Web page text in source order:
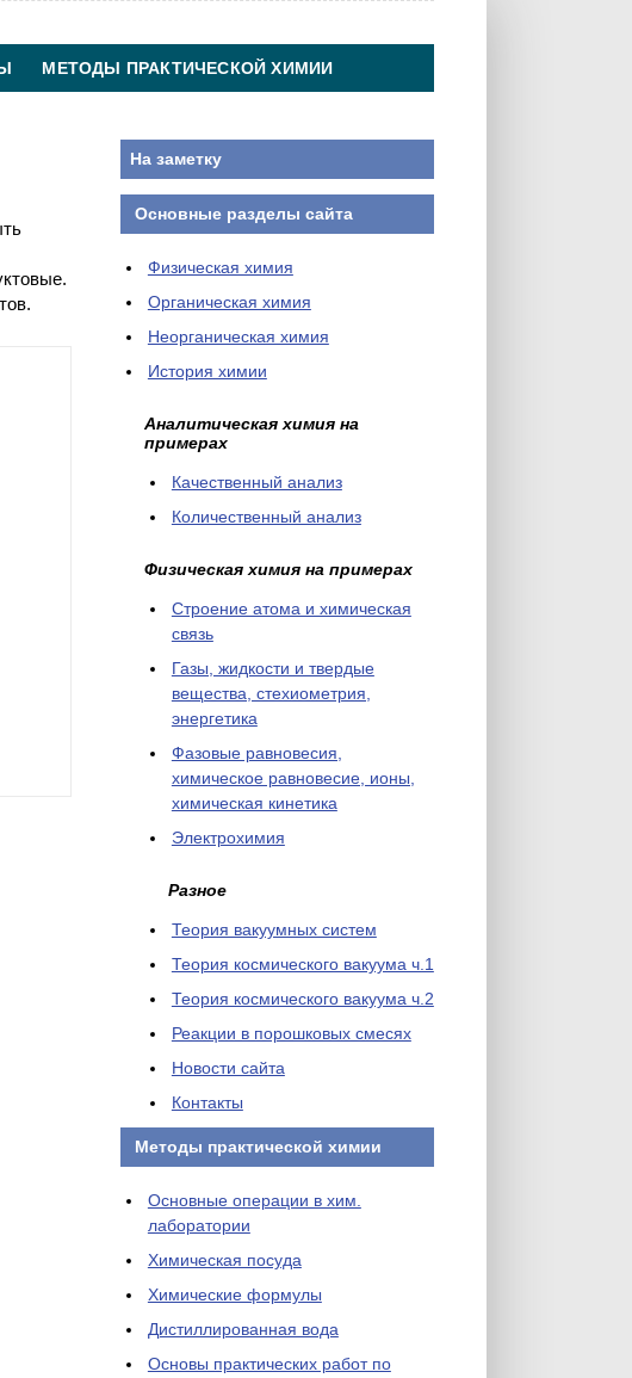
МЕТОДЫ ПРАКТИЧЕСКОЙ ХИМИИ
На заметку
Основные разделы сайта
Физическая химия
Органическая химия
Неорганическая химия
История химии
Аналитическая химия на
примерах
Качественный анализ
Количественный анализ
Физическая химия на примерах
Cтроение атома и химическая
связь
Газы, жидкости и твердые
вещества, стехиометрия,
энергетика
Фазовые равновесия,
химическое равновесие, ионы,
химическая кинетика
Электрохимия
Разное
Теория вакуумных систем
Теория космического вакуума ч.1
Теория космического вакуума ч.2
Реакции в порошковых смесях
Новости сайта
Контакты
Методы практической химии
Основные операции в хим.
лаборатории
Химическая посуда
Химические формулы
Дистиллированная вода
Основы практических работ по